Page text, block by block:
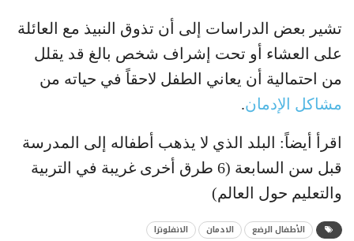
تشير بعض الدراسات إلى أن تذوق النبيذ مع العائلة
على العشاء أو تحت إشراف شخص بالغ قد يقلل
من احتمالية أن يعاني الطفل لاحقاً في حياته من
مشاكل الإدمان.
اقرأ أيضاً: البلد الذي لا يذهب أطفاله إلى المدرسة
قبل سن السابعة (6 طرق أخرى غريبة في التربية
والتعليم حول العالم)
الأطفال الرضع الادمان الانفلونزا